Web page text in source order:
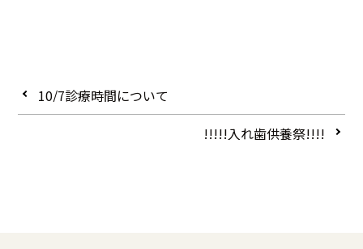
10/7診療時間について
!!!!!入れ歯供養祭!!!!